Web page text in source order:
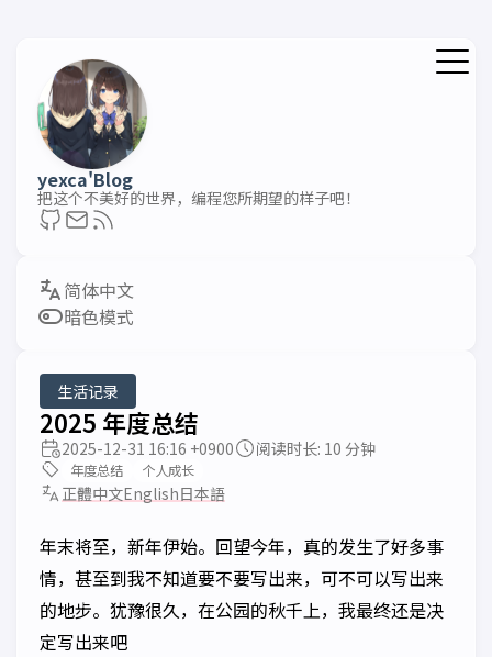
yexca'Blog
把这个不美好的世界，编程您所期望的样子吧！
暗色模式
生活记录
2025 年度总结
2025-12-31 16:16 +0900 阅读时长: 10 分钟
年度总结 个人成长
正體中文English日本語
年末将至，新年伊始。回望今年，真的发生了好多事
情，甚至到我不知道要不要写出来，可不可以写出来
的地步。犹豫很久，在公园的秋千上，我最终还是决
定写出来吧